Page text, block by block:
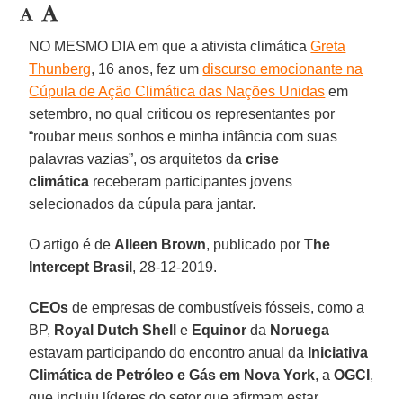
NO MESMO DIA em que a ativista climáticaGreta
Thunberg, 16 anos, fez umdiscurso emocionante na
Cúpula de Ação Climática das Nações Unidas em
setembro, no qual criticou os representantes por
“roubar meus sonhos e minha infância com suas
palavras vazias”, os arquitetos dacrise
climática receberam participantes jovens
selecionados da cúpula para jantar.
O artigo é de Alleen Brown, publicado porThe
Intercept Brasil , 28-12-2019.
CEOs de empresas de combustíveis fósseis, como a
BP, Royal Dutch Shell e Equinor da Noruega
estavam participando do encontro anual da Iniciativa
Climática de Petróleo e Gás em Nova York, aOGCI ,